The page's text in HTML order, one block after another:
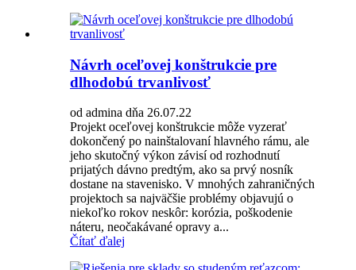
Návrh oceľovej konštrukcie pre
dlhodobú trvanlivosť
od admina dňa 26.07.22
Projekt oceľovej konštrukcie môže vyzerať
dokončený po nainštalovaní hlavného rámu, ale
jeho skutočný výkon závisí od rozhodnutí
prijatých dávno predtým, ako sa prvý nosník
dostane na stavenisko. V mnohých zahraničných
projektoch sa najväčšie problémy objavujú o
niekoľko rokov neskôr: korózia, poškodenie
náteru, neočakávané opravy a...
Čítať ďalej